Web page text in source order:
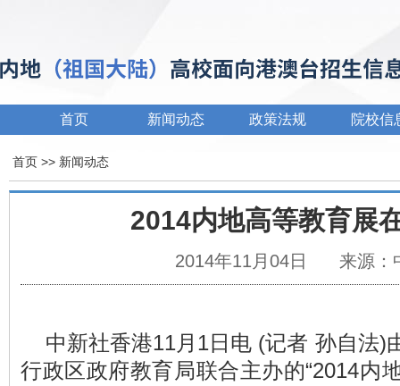
首页 新闻动态 政策法规 院校信
首页 >> 新闻动态
2014内地高等教育展
2014年11月04日 来源：
中新社香港11月1日电 (记者 孙自法)
行政区政府教育局联合主办的“2014内